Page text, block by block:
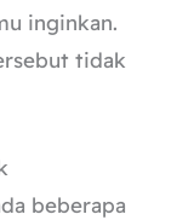
inginkan.
tidak
beberapa